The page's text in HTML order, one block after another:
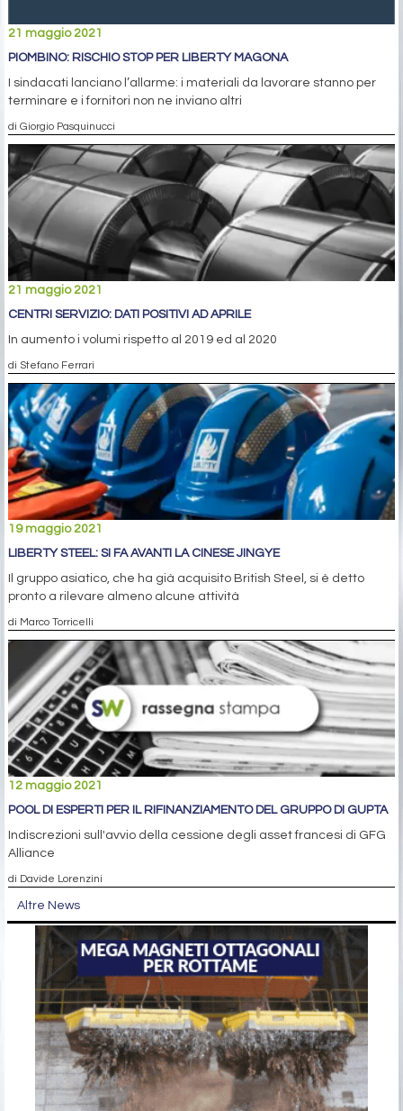
21 maggio 2021
PIOMBINO: RISCHIO STOP PER LIBERTY MAGONA
I sindacati lanciano l’allarme: i materiali da lavorare stanno per
terminare e i fornitori non ne inviano altri
di Giorgio Pasquinucci
21 maggio 2021
CENTRI SERVIZIO: DATI POSITIVI AD APRILE
In aumento i volumi rispetto al 2019 ed al 2020
di Stefano Ferrari
19 maggio 2021
LIBERTY STEEL: SI FA AVANTI LA CINESE JINGYE
Il gruppo asiatico, che ha già acquisito British Steel, si è detto
pronto a rilevare almeno alcune attività
di Marco Torricelli
12 maggio 2021
POOL DI ESPERTI PER IL RIFINANZIAMENTO DEL GRUPPO DI GUPTA
Indiscrezioni sull'avvio della cessione degli asset francesi di GFG
Alliance
di Davide Lorenzini
Altre News